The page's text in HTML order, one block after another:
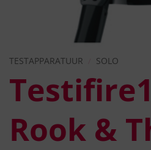
TESTAPPARATUUR SOLO
Rook &